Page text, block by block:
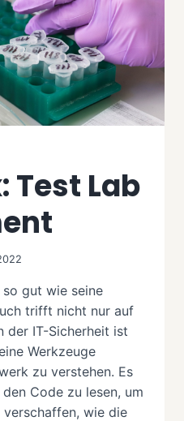
Test Lab
gut wie seine
trifft nicht nur auf
der IT-Sicherheit ist
Werkzeuge
zu verstehen. Es
Code zu lesen, um
verschaffen, wie die